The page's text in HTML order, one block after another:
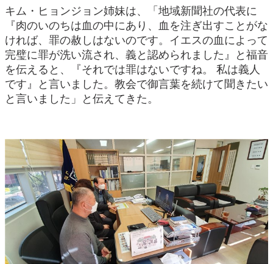
キム・ヒョンジョン姉妹は、「地域新聞社の代表に
『肉のいのちは血の中にあり、血を注ぎ出すことがな
ければ、罪の赦しはないのです。イエスの血によって
完璧に罪が洗い流され、義と認められました』と福音
を伝えると、『それでは罪はないですね。 私は義人
です』と言いました。教会で御言葉を続けて聞きたい
と言いました」と伝えてきた。